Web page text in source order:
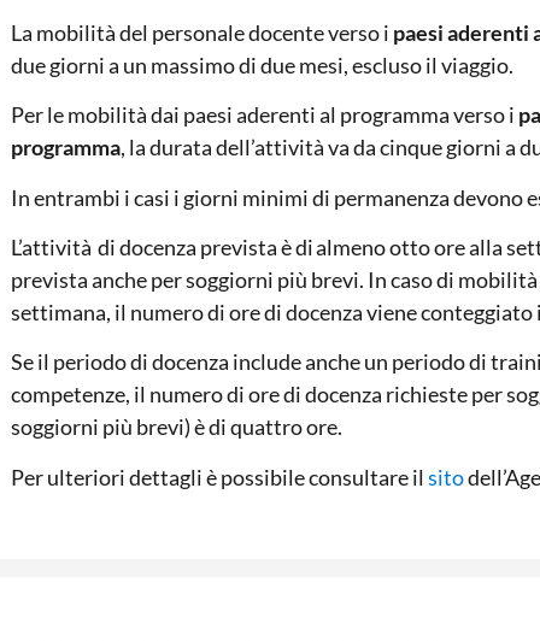
La mobilità del personale docente verso i paesi aderenti
due giorni a un massimo di due mesi, escluso il viaggio.
Per le mobilità dai paesi aderenti al programma verso i
programma, la durata dell’attività va da cinque giorni a
In entrambi i casi i giorni minimi di permanenza devono
L’attività di docenza prevista è di almeno otto ore alla
prevista anche per soggiorni più brevi. In caso di
settimana, il numero di ore di docenza viene
Se il periodo di docenza include anche un periodo di
competenze, il numero di ore di docenza richieste per
soggiorni più brevi) è di quattro ore.
Per ulteriori dettagli è possibile consultare il sito